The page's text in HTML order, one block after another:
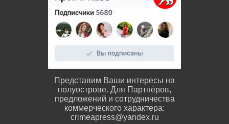
Представим Ваши интересы на
полуострове. Для Партнёров,
предложений и сотрудничества
коммерческого характера:
crimeapress@yandex.ru